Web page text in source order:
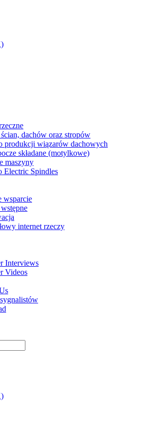
dachów oraz stropów
produkcji wiązarów dachowych
składane (motylkowe)
maszyny
Electric Spindles
wsparcie
internet rzeczy
Interviews
Videos